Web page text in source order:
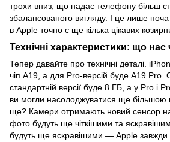
трохи вниз, що надає телефону більш
збалансованого вигляду. І це лише
в Apple точно є ще кілька цікавих
Технічні характеристики: що
Тепер давайте про технічні деталі.
чіп A19, а для Pro-версій буде A19 Pro.
стандартній версії буде 8 ГБ, а у Pro
ви могли насолоджуватися ще
ще? Камери отримають новий сенсор
фото будуть ще чіткішими та
будуть ще яскравішими — Apple завжди